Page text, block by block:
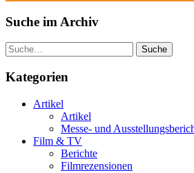
Suche im Archiv
Suche
Kategorien
Artikel
Artikel
Messe- und
Film & TV
Berichte
Filmrezensionen